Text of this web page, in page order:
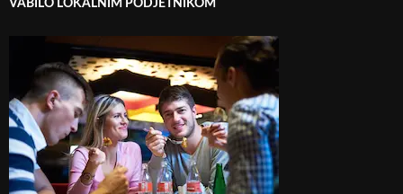
VABILO LOKALNIM PODJETNIKOM